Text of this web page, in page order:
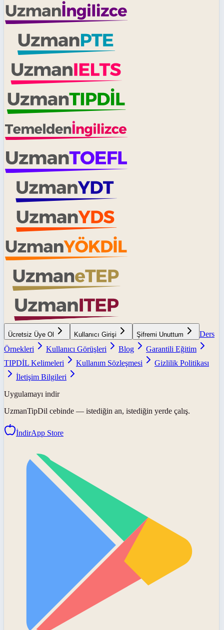
Ücretsiz Üye Ol Kullanıcı Girişi Şifremi Unuttum
Ders
Örnekleri
Kullanıcı Görüşleri Blog
Garantili Eğitim
TIPDİL Kelimeleri
Kullanım Sözleşmesi
Gizlilik Politikası
İletişim Bilgileri
Uygulamayı indir
UzmanTipDil cebinde — istediğin an, istediğin yerde çalış.
İndirApp Store